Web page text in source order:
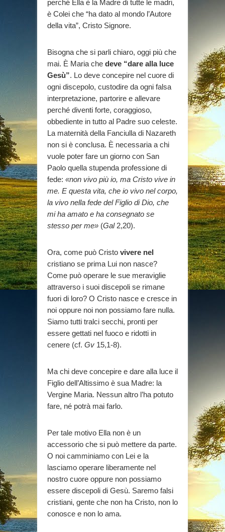
perché Ella è la Madre di tutte le madri,
è Colei che “ha dato al mondo l’Autore
della vita”, Cristo Signore.
Bisogna che si parli chiaro, oggi più che
mai. È Maria che deve “dare alla luce
Gesù”. Lo deve concepire nel cuore di
ogni discepolo, custodire da ogni falsa
interpretazione, partorire e allevare
perché diventi forte, coraggioso,
obbediente in tutto al Padre suo celeste.
La maternità della Fanciulla di Nazareth
non si è conclusa. È necessaria a chi
vuole poter fare un giorno con San
Paolo quella stupenda professione di
fede: «non vivo più io, ma Cristo vive in
me. E questa vita, che io vivo nel corpo,
la vivo nella fede del Figlio di Dio, che
mi ha amato e ha consegnato se
stesso per me» (Gal2,20).
Ora, come può Cristo vivere nel
cristiano se prima Lui non nasce?
Come può operare le sue meraviglie
attraverso i suoi discepoli se rimane
fuori di loro? O Cristo nasce e cresce in
noi oppure noi non possiamo fare nulla.
Siamo tutti tralci secchi, pronti per
essere gettati nel fuoco e ridotti in
cenere (cf. Gv 15,1-8).
Ma chi deve concepire e dare alla luce il
Figlio dell’Altissimo è sua Madre: la
Vergine Maria. Nessun altro l’ha potuto
fare, né potrà mai farlo.
Per tale motivo Ella non è un
accessorio che si può mettere da parte.
O noi camminiamo con Lei e la
lasciamo operare liberamente nel
nostro cuore oppure non possiamo
essere discepoli di Gesù. Saremo falsi
cristiani, gente che non ha Cristo, non lo
conosce e non lo ama.